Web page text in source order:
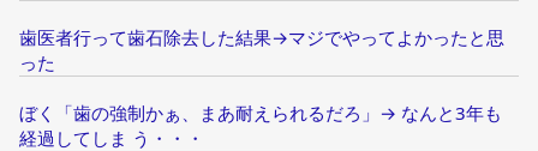
歯医者行って歯石除去した結果→マジでやってよかったと思
った
ぼく「歯の強制かぁ、まあ耐えられるだろ」→ なんと3年も
経過してしま う・・・